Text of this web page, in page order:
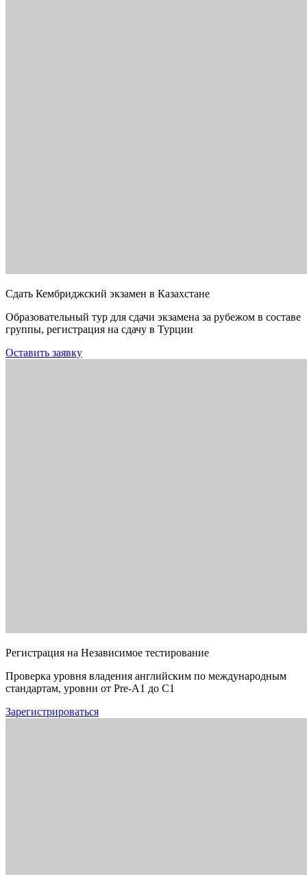
Сдать Кембриджский экзамен в Казахстане
Образовательный тур для сдачи экзамена за рубежом в составе
группы, регистрация на сдачу в Турции
Оставить заявку
Регистрация на Независимое тестирование
Проверка уровня владения английским по международным
стандартам, уровни от Pre-A1 до C1
Зарегистрироваться